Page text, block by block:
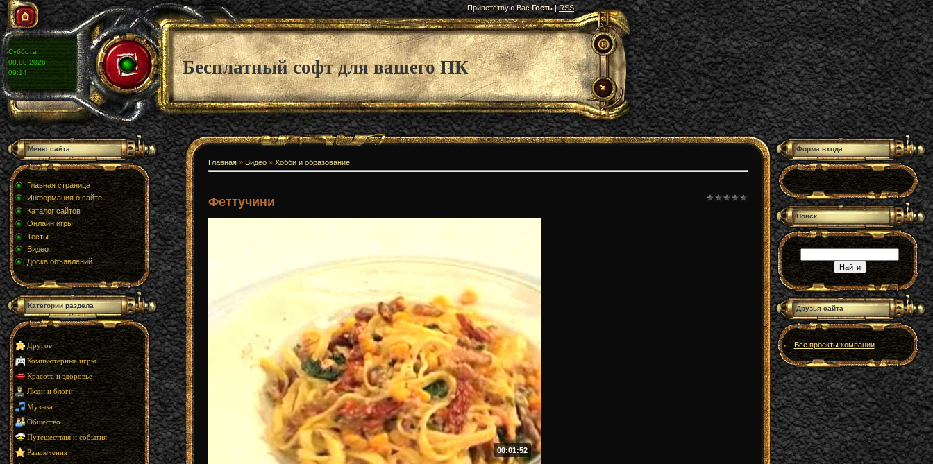
Приветствую Вас Гость|RSS
Суббота
08.08.2026
09:14
Бесплатный софт для вашего ПК
Меню сайта
Главная страница
Информация о сайте
Каталог сайтов
Онлайн игры
Тесты
Видео
Доска объявлений
Категории раздела
Другое
Компьютерные игры
Красота и здоровье
Люди и блоги
Музыка
Общество
Путешествия и события
Развлечения
Главная » Видео » Хобби и образование
Феттучини
00:01:52
Форма входа
Поиск
Друзья сайта
Все проекты компании